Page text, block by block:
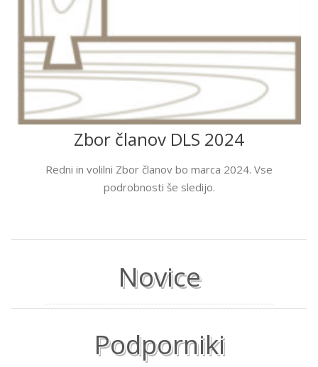
Zbor članov DLS 2024
Redni in volilni Zbor članov bo marca 2024. Vse
podrobnosti še sledijo.
Novice
Podporniki